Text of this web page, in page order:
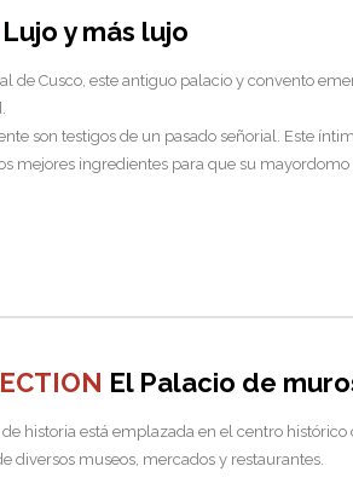
Lujo y más lujo
Cusco, este antiguo palacio y convento
son testigos de un pasado señorial. Este
mejores ingredientes para que su
El Palacio de
historia está emplazada en el centro
diversos museos, mercados y restaurantes.